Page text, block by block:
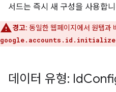
서드는 즉시 새 구성을 사용합
경고: 동일한 웹페이지에서 원탭과
google.accounts.id.initialize
데이터 유형: Id